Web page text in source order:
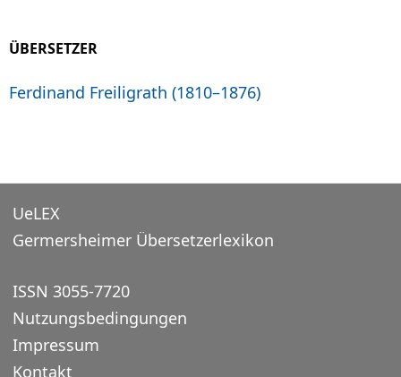
ÜBERSETZER
Ferdinand Freiligrath (1810–1876)
UeLEX
Germersheimer Übersetzerlexikon
ISSN 3055-7720
Nutzungsbedingungen
Impressum
Kontakt